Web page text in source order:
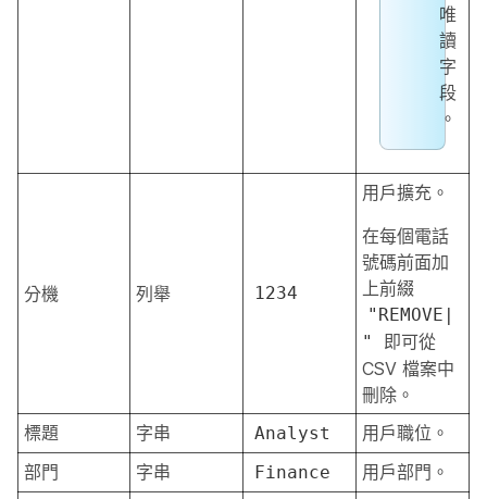
唯
讀
字
段
。
分機 列舉 1234
用戶擴充。
在每個電話
號碼前面加
上前綴
"REMOVE|
"
即可從
CSV 檔案中
刪除。
標題
字串 Analyst
用戶職位。
部門
字串 Finance 用戶部門。